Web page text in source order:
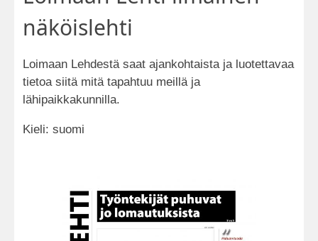
näköislehti
Loimaan Lehdestä saat ajankohtaista ja luotettavaa
tietoa siitä mitä tapahtuu meillä ja
lähipaikkakunnilla.
Kieli: suomi